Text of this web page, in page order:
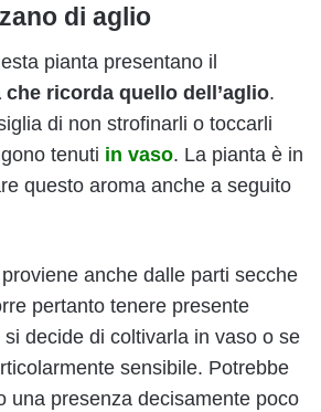
di aglio
pianta presentano il
che ricorda quello dell’aglio.
di non strofinarli o toccarli
tenuti in vaso. La pianta è in
questo aroma anche a seguito
proviene anche dalle parti secche
pertanto tenere presente
decide di coltivarla in vaso o se
sensibile. Potrebbe
una presenza decisamente poco